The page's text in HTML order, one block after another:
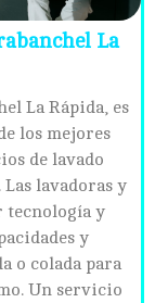
La
La Rápida, es
los mejores
de lavado
lavadoras y
tecnología y
y
o colada para
Un servicio